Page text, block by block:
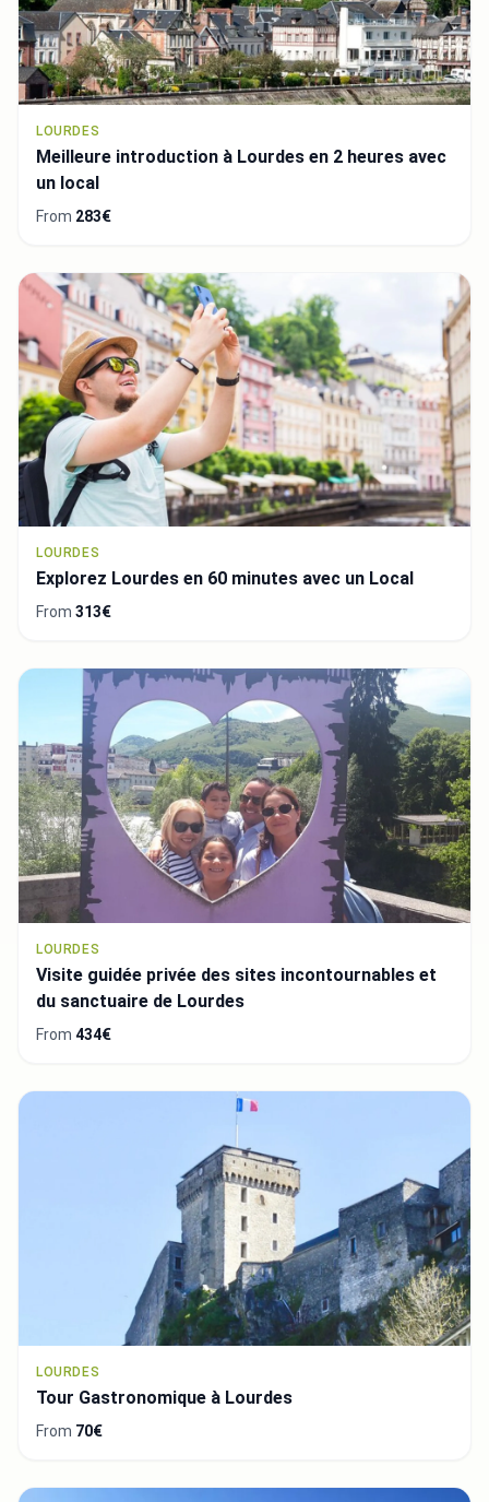
LOURDES
Meilleure introduction à Lourdes en 2 heures avec
un local
From 283€
LOURDES
Explorez Lourdes en 60 minutes avec un Local
From 313€
LOURDES
Visite guidée privée des sites incontournables et
du sanctuaire de Lourdes
From 434€
LOURDES
Tour Gastronomique à Lourdes
From 70€